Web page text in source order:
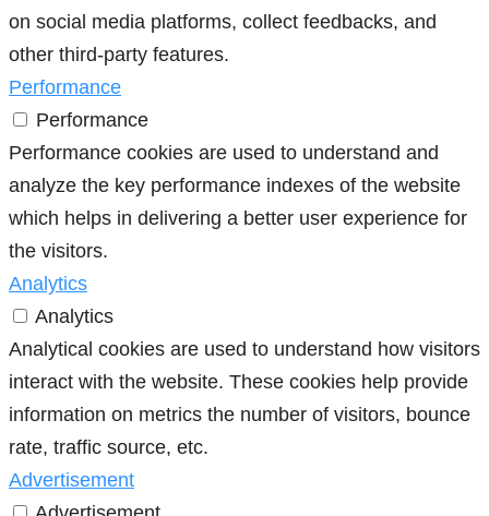
on social media platforms, collect feedbacks, and
other third-party features.
Performance
Performance
Performance cookies are used to understand and
analyze the key performance indexes of the website
which helps in delivering a better user experience for
the visitors.
Analytics
Analytics
Analytical cookies are used to understand how visitors
interact with the website. These cookies help provide
information on metrics the number of visitors, bounce
rate, traffic source, etc.
Advertisement